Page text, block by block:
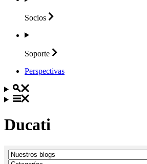
Socios
Soporte
Perspectivas
Ducati